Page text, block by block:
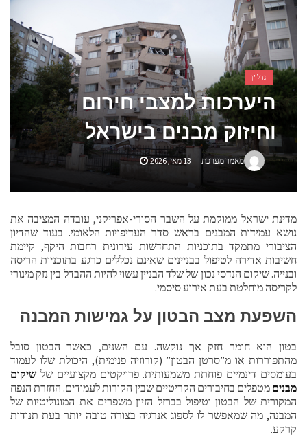
אשפוז פסיכיאטרי ביתי: הגישה הדיסקרטית שמשנה את כללי המשחק בבריאות הנפש
נדל"ן
היערכות למצבי חירום
וחיזוק מבנים בישראל
מאמר מערכת 13 מאי, 2026
מדינת ישראל ממוקמת על השבר הסורי-אפריקני, עובדה המציבה את
נושא עמידות המבנים בראש סדר העדיפויות הלאומי. בעוד שהדיון
הציבורי מתמקד בתוכניות התחדשות עירונית רחבות היקף, קיימת
חשיבות אדירה לטיפול בבניינים שאינם נכללים כרגע בתוכניות הריסה
ובנייה. שיקום הנדסי נכון של שלד הבניין עשוי להיות ההבדל בין נזק מינורי
לקריסה מוחלטת בעת אירוע סיסמי.
השפעת מצב הבטון על גמישות המבנה
בטון הוא חומר חזק אך נוקשה. עם השנים, כאשר הבטון סובל
מהתפוררות או מ”סרטן הבטון” (קורוזיה פנימית), היכולת שלו לעמוד
בעומסים דינמיים פוחתת משמעותית. פרויקטים מקצועיים של שיקום
מבנים מטפלים בחיבורים הקריטיים שבין הקורות לעמודים. החזרת הנפח
המקורית של הבטון וטיפול בברזל הזיון משפרים את המונוליטיות של
המבנה, מה שמאפשר לו לספוג אנרגיה בצורה טובה יותר בעת תנודות
קרקע.